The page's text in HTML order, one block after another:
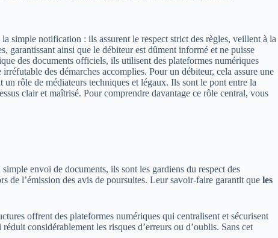
simple notification : ils assurent le respect strict des règles, veillent à la
garantissant ainsi que le débiteur est dûment informé et ne puisse
des documents officiels, ils utilisent des plateformes numériques
des démarches accomplies. Pour un débiteur, cela assure une
rôle de médiateurs techniques et légaux. Ils sont le pont entre la
clair et maîtrisé. Pour comprendre davantage ce rôle central, vous
envoi de documents, ils sont les gardiens du respect des
de l’émission des avis de poursuites. Leur savoir-faire garantit que les
offrent des plateformes numériques qui centralisent et sécurisent
considérablement les risques d’erreurs ou d’oublis. Sans cet